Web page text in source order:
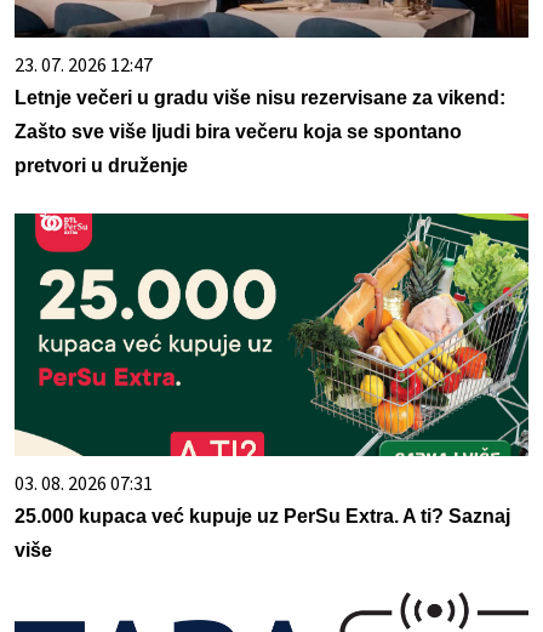
23. 07. 2026 12:47
Letnje večeri u gradu više nisu rezervisane za vikend:
Zašto sve više ljudi bira večeru koja se spontano
pretvori u druženje
03. 08. 2026 07:31
25.000 kupaca već kupuje uz PerSu Extra. A ti? Saznaj
više